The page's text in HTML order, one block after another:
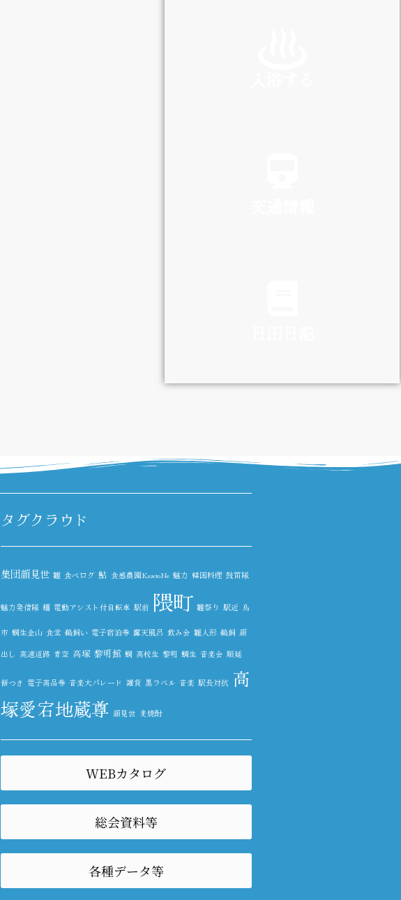
DIARY
タグクラウド
集団顔見世 雛 食べログ 鮎 食感農園KazetoNe 魅力 韓国料理 鼓笛隊
魅力発信隊 麺 電動アシスト付自転車 駅前 隈町 雛祭り 駅近 鳥
市 鯛生金山 食堂 鵜飼い 電子宿泊券 露天風呂 飲み会 雛人形 鵜飼 顔
出し 高速道路 青空 高塚 黎明館 鯛 高校生 黎明 鯛生 音楽会 順延
餅つき 電子商品券 音楽大パレード 雑貨 黒ラベル 音楽 駅長対抗 高
塚愛宕地蔵尊 顔見世 麦焼酎
WEBカタログ
総会資料等
各種データ等